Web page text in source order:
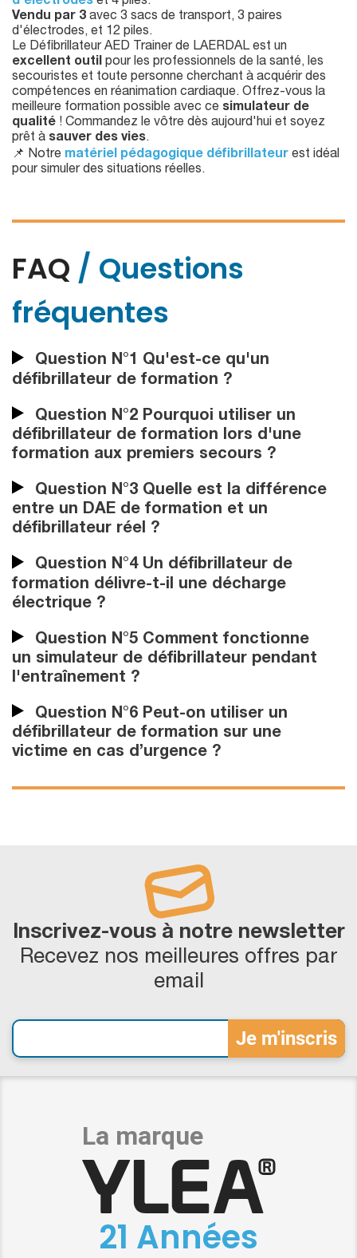
Vendu par 3 avec 3 sacs de transport, 3 paires
d'électrodes, et 12 piles.
Le Défibrillateur AED Trainer de LAERDAL est un
excellent outil pour les professionnels de la santé, les
secouristes et toute personne cherchant à acquérir des
compétences en réanimation cardiaque. Offrez-vous la
meilleure formation possible avec ce simulateur de
qualité ! Commandez le vôtre dès aujourd'hui et soyez
prêt à sauver des vies.
📌 Notre matériel pédagogique défibrillateur est idéal
pour simuler des situations réelles.
FAQ / Questions
fréquentes
Question N°1 Qu'est-ce qu'un
défibrillateur de formation ?
Question N°2 Pourquoi utiliser un
défibrillateur de formation lors d'une
formation aux premiers secours ?
Question N°3 Quelle est la différence
entre un DAE de formation et un
défibrillateur réel ?
Question N°4 Un défibrillateur de
formation délivre-t-il une décharge
électrique ?
Question N°5 Comment fonctionne
un simulateur de défibrillateur pendant
l'entraînement ?
Question N°6 Peut-on utiliser un
défibrillateur de formation sur une
victime en cas d’urgence ?
Inscrivez-vous à notre newsletter
Recevez nos meilleures offres par
email
21 Années